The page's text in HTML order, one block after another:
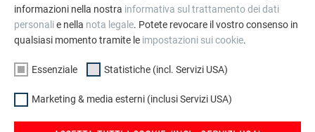
alluminio preverniciato, spessore 0,7 mm, due strati di
vernice o verniciatura a polvere sec. RAL o NCS
COLORE
mayagold
informazioni nella nostra informativa sul trattamento dei dati
personalie nella nota legale. Potete revocare il vostro consenso in
qualsiasi momento tramite le impostazioni sui cookie.
Essenziale Statistiche (incl. Servizi USA)
Marketing & media esterni (inclusi Servizi USA)